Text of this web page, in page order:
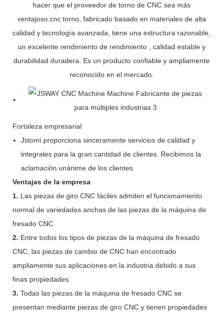
hacer que el proveedor de torno de CNC sea más
ventajoso.cnc torno, fabricado basado en materiales de alta
calidad y tecnología avanzada, tiene una estructura razonable,
un excelente rendimiento de rendimiento , calidad estable y
durabilidad duradera. Es un producto confiable y ampliamente
reconocido en el mercado.
Fortaleza empresarial
Jstomi proporciona sinceramente servicios de calidad y
integrales para la gran cantidad de clientes. Recibimos la
aclamación unánime de los clientes.
Ventajas de la empresa
1. Las piezas de giro CNC fáciles admiten el funcionamiento
normal de variedades anchas de las piezas de la máquina de
fresado CNC.
2. Entre todos los tipos de piezas de la máquina de fresado
CNC, las piezas de cambio de CNC han encontrado
ampliamente sus aplicaciones en la industria debido a sus
finas propiedades.
3. Todas las piezas de la máquina de fresado CNC se
presentan mediante piezas de giro CNC y tienen propiedades